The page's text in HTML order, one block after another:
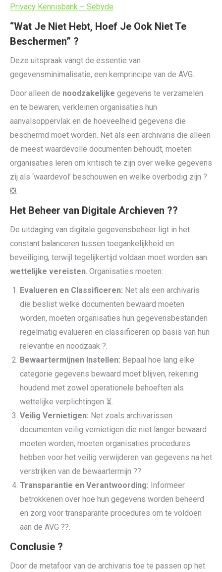
Privacy Kennisbank – Sebyde
“Wat Je Niet Hebt, Hoef Je Ook Niet Te
Beschermen” ?
Deze uitspraak vangt de essentie van
gegevensminimalisatie, een kernprincipe van de AVG.
Door alleen de noodzakelijke gegevens te verzamelen
en te bewaren, verkleinen organisaties hun
aanvalsoppervlak en de hoeveelheid gegevens die
beschermd moet worden. Net als een archivaris die alleen
de meest waardevolle documenten behoudt, moeten
organisaties leren om kritisch te zijn over welke gegevens
zij als ‘waardevol’ beschouwen en welke overbodig zijn ?️
❎.
Het Beheer van Digitale Archieven ??
De uitdaging van digitale gegevensbeheer ligt in het
constant balanceren tussen toegankelijkheid en
beveiliging, terwijl tegelijkertijd voldaan moet worden aan
wettelijke vereisten. Organisaties moeten:
Evalueren en Classificeren: Net als een archivaris
die beslist welke documenten bewaard moeten
worden, moeten organisaties hun gegevensbestanden
regelmatig evalueren en classificeren op basis van hun
relevantie en noodzaak ?.
Bewaartermijnen Instellen: Bepaal hoe lang elke
categorie gegevens bewaard moet blijven, rekening
houdend met zowel operationele behoeften als
wettelijke verplichtingen ⏳.
Veilig Vernietigen: Net zoals archivarissen
documenten veilig vernietigen die niet langer bewaard
moeten worden, moeten organisaties procedures
hebben voor het veilig verwijderen van gegevens na het
verstrijken van de bewaartermijn ?️?.
Transparantie en Verantwoording: Informeer
betrokkenen over hoe hun gegevens worden beheerd
en zorg voor transparante procedures om te voldoen
aan de AVG ??.
Conclusie ?
Door de metafoor van de archivaris toe te passen op het